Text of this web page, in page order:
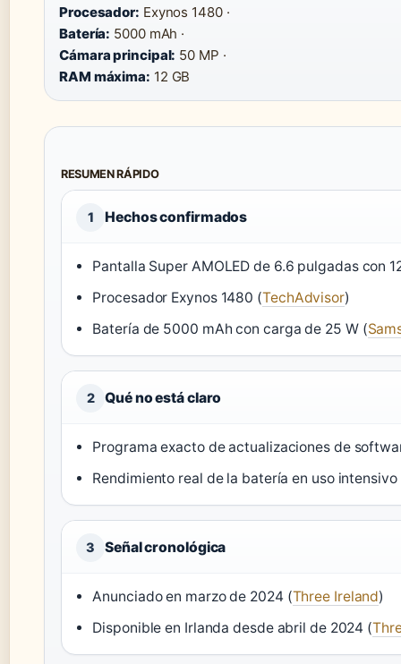
Procesador: Exynos 1480 ·
Batería: 5000 mAh ·
Cámara principal: 50 MP ·
RAM máxima: 12 GB
RESUMEN RÁPIDO
1 Hechos confirmados
Pantalla Super AMOLED de 6.6 pulgadas con
Procesador Exynos 1480 (TechAdvisor)
Batería de 5000 mAh con carga de 25 W (
2 Qué no está claro
Programa exacto de actualizaciones de
Rendimiento real de la batería en uso
3 Señal cronológica
Anunciado en marzo de 2024 (Three Ireland)
Disponible en Irlanda desde abril de 2024 (